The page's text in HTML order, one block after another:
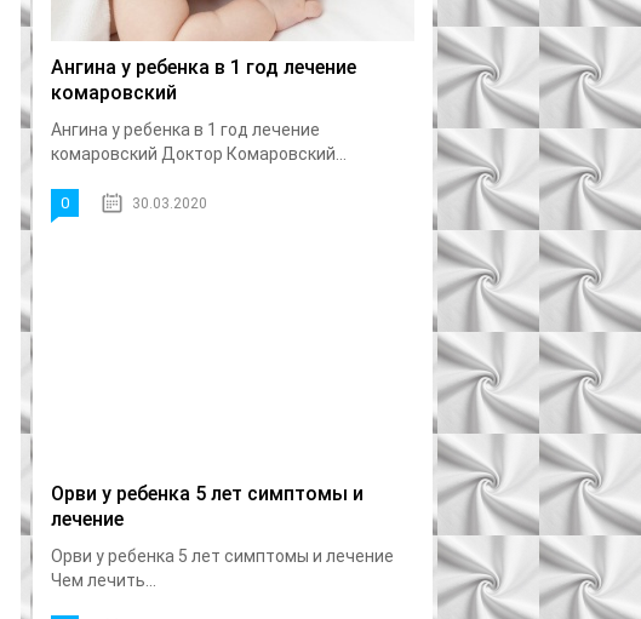
Ангина у ребенка в 1 год лечение
комаровский
Ангина у ребенка в 1 год лечение
комаровский Доктор Комаровский...
0 30.03.2020
Орви у ребенка 5 лет симптомы и
лечение
Орви у ребенка 5 лет симптомы и лечение
Чем лечить...